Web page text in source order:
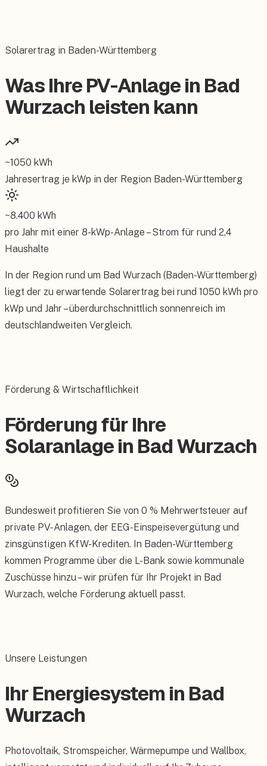
Solarertrag in Baden-Württemberg
Was Ihre PV-Anlage in Bad
Wurzach leisten kann
~1050 kWh
Jahresertrag je kWp in der Region Baden-Württemberg
~8.400 kWh
pro Jahr mit einer 8-kWp-Anlage – Strom für rund 2,4
Haushalte
In der Region rund um Bad Wurzach (Baden-Württemberg)
liegt der zu erwartende Solarertrag bei rund 1050 kWh pro
kWp und Jahr – überdurchschnittlich sonnenreich im
deutschlandweiten Vergleich.
Förderung & Wirtschaftlichkeit
Förderung für Ihre
Solaranlage in Bad Wurzach
Bundesweit profitieren Sie von 0 % Mehrwertsteuer auf
private PV-Anlagen, der EEG-Einspeisevergütung und
zinsgünstigen KfW-Krediten. In Baden-Württemberg
kommen Programme über die L-Bank sowie kommunale
Zuschüsse hinzu – wir prüfen für Ihr Projekt in Bad
Wurzach, welche Förderung aktuell passt.
Unsere Leistungen
Ihr Energiesystem in Bad
Wurzach
Photovoltaik, Stromspeicher, Wärmepumpe und Wallbox,